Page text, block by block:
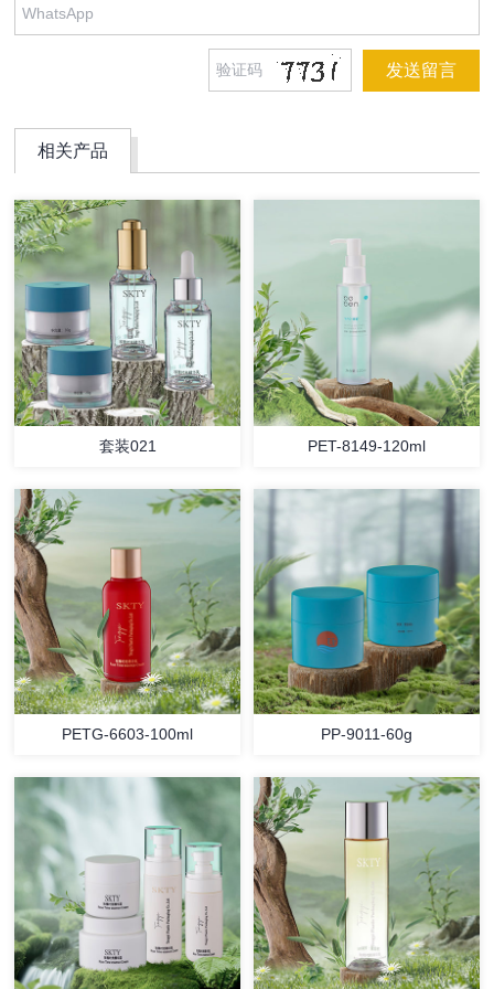
相关产品
套装021 PET-8149-120ml
PETG-6603-100ml PP-9011-60g